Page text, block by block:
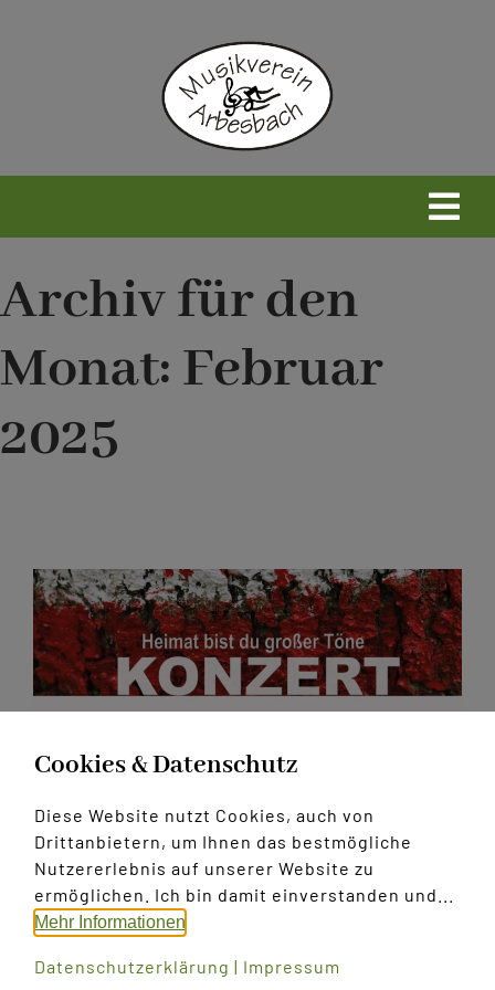
Neues
Wir
Kontakt
Archiv für den
Monat: Februar
2025
Konzert 2025
steht es unter dem Motto "Heimat bist du großer
Cookies & Datenschutz
Diese Website nutzt Cookies, auch von
Drittanbietern, um Ihnen das bestmögliche
Nutzererlebnis auf unserer Website zu
ermöglichen. Ich bin damit einverstanden und...
Mehr Informationen
Datenschutzerklärung | Impressum